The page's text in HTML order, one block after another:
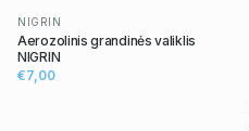
NIGRIN
Aerozolinis grandinės valiklis
NIGRIN
€7,00